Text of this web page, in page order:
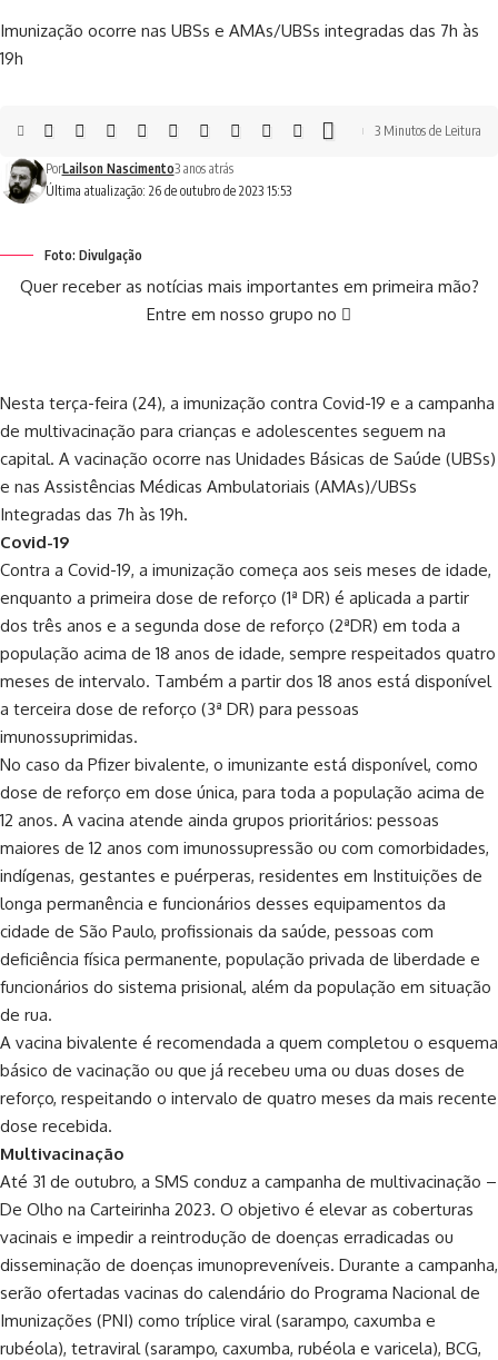
Imunização ocorre nas UBSs e AMAs/UBSs integradas das 7h às
19h
Última atualização: 26 de outubro de 2023 15:53
PorLailson Nascimento3 anos atrás
3 Minutos de Leitura
Foto: Divulgação
Quer receber as notícias mais importantes em primeira mão?
Entre em nosso grupo no
Nesta terça-feira (24), a imunização contra Covid-19 e a campanha
de multivacinação para crianças e adolescentes seguem na
capital. A vacinação ocorre nas Unidades Básicas de Saúde (UBSs)
e nas Assistências Médicas Ambulatoriais (AMAs)/UBSs
Integradas das 7h às 19h.
Covid-19
Contra a Covid-19, a imunização começa aos seis meses de idade,
enquanto a primeira dose de reforço (1ª DR) é aplicada a partir
dos três anos e a segunda dose de reforço (2ªDR) em toda a
população acima de 18 anos de idade, sempre respeitados quatro
meses de intervalo. Também a partir dos 18 anos está disponível
a terceira dose de reforço (3ª DR) para pessoas
imunossuprimidas.
No caso da Pfizer bivalente, o imunizante está disponível, como
dose de reforço em dose única, para toda a população acima de
12 anos. A vacina atende ainda grupos prioritários: pessoas
maiores de 12 anos com imunossupressão ou com comorbidades,
indígenas, gestantes e puérperas, residentes em Instituições de
longa permanência e funcionários desses equipamentos da
cidade de São Paulo, profissionais da saúde, pessoas com
deficiência física permanente, população privada de liberdade e
funcionários do sistema prisional, além da população em situação
de rua.
A vacina bivalente é recomendada a quem completou o esquema
básico de vacinação ou que já recebeu uma ou duas doses de
reforço, respeitando o intervalo de quatro meses da mais recente
dose recebida.
Multivacinação
Até 31 de outubro, a SMS conduz a campanha de multivacinação –
De Olho na Carteirinha 2023. O objetivo é elevar as coberturas
vacinais e impedir a reintrodução de doenças erradicadas ou
disseminação de doenças imunopreveníveis. Durante a campanha,
serão ofertadas vacinas do calendário do Programa Nacional de
Imunizações (PNI) como tríplice viral (sarampo, caxumba e
rubéola), tetraviral (sarampo, caxumba, rubéola e varicela), BCG,